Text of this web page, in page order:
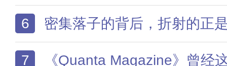
6 密集落子的背后，折射的正是广深港澳科技创新走廊从概念走向实景、从蓝图长成生态的近十年历程—— 2017年，《广深科技创
7 《Quanta Magazine》曾经这样形容：调和分析中三